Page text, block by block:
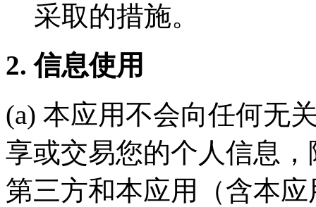
采取的措施。
2. 信息使用
(a) 本应用不会向任何无
享或交易您的个人信息
第三方和本应用（含本